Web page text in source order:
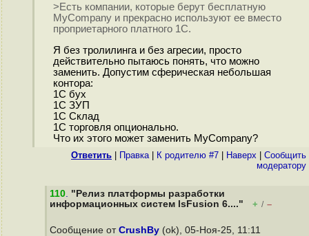
>Есть компании, которые берут бесплатную
MyCompany и прекрасно используют ее вместо
проприетарного платного 1С.
Я без тролилинга и без агресии, просто
действительно пытаюсь понять, что можно
заменить. Допустим сферическая небольшая
контора:
1C бух
1С ЗУП
1С Склад
1С торговля опционально.
Что их этого может заменить MyCompany?
Ответить Правка| К родителю #7 Наверх
Cообщить
модератору
110. "Релиз платформы разработки
информационных систем lsFusion 6...."
+ / –
Сообщение от CrushBy (ok), 05-Ноя-25, 11:11